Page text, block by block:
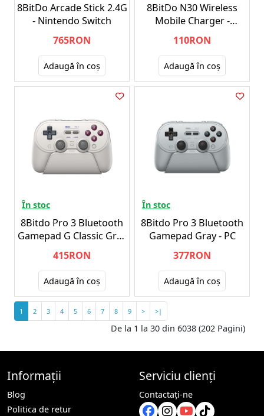
8BitDo Arcade Stick 2.4G
- Nintendo Switch
765RON
Adaugă în coş
8BitDo N30 Wireless
Mobile Charger -
Nintendo Switch
110RON
Adaugă în coş
În stoc
8Bitdo Pro 3 Bluetooth
Gamepad G Classic Grey
- PC
415RON
Adaugă în coş
În stoc
8Bitdo Pro 3 Bluetooth
Gamepad Gray - PC
377RON
Adaugă în coş
1 2 3 4 5 6 7 8 9 > >|
De la 1 la 30 din 6038 (202 Pagini)
Informații
Blog
Politica de retur
Serviciu clienți
Contactaţi-ne